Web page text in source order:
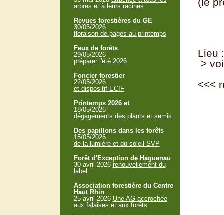
Lieu
>
<<<
arbres et à leurs racines
Revues forestières du GE
30/05/2026
floraison de pages au printemps
Feux de forêts
29/05/2026
préparer l'été 2026
Foncier forestier
22/05/2026
et dispositif ECIF
Printemps 2026 et
18/05/2026
dégagements des plants et semis
Des papillons dans les forêts
15/05/2026
de la lumière et du soleil SVP
Forêt d'Exception de Haguenau
30 avril 2026 renouvellement du
label
Association forestière du Centre
Haut Rhin
25 avril 2026 Une AG accrochée
aux falaises et aux forêts